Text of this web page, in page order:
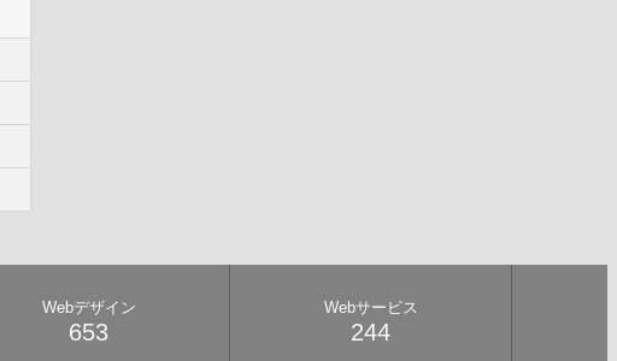
Webデザイン
653
Webサービス
244